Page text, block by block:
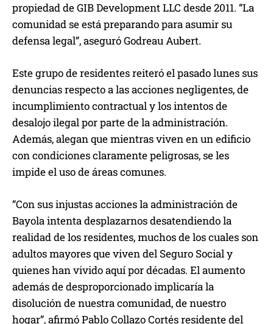
propiedad de GIB Development LLC desde 2011. “La
comunidad se está preparando para asumir su
defensa legal”, aseguró Godreau Aubert.
Este grupo de residentes reiteró el pasado lunes sus
denuncias respecto a las acciones negligentes, de
incumplimiento contractual y los intentos de
desalojo ilegal por parte de la administración.
Además, alegan que mientras viven en un edificio
con condiciones claramente peligrosas, se les
impide el uso de áreas comunes.
“Con sus injustas acciones la administración de
Bayola intenta desplazarnos desatendiendo la
realidad de los residentes, muchos de los cuales son
adultos mayores que viven del Seguro Social y
quienes han vivido aquí por décadas. El aumento
además de desproporcionado implicaría la
disolución de nuestra comunidad, de nuestro
hogar”, afirmó Pablo Collazo Cortés residente del